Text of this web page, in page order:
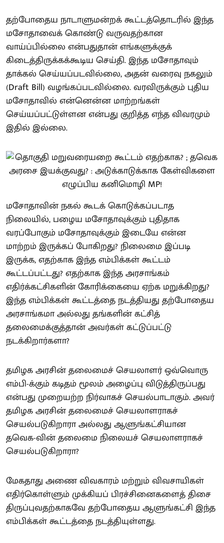
தற்போதைய நாடாளுமன்றக் கூட்டத்தொடரில் இந்த
மசோதாவைக் கொண்டு வருவதற்கான
வாய்ப்பில்லை என்பதுதான் எங்களுக்குக்
கிடைத்திருக்கக்கூடிய செய்தி. இந்த மசோதாவும்
தாக்கல் செய்யப்படவில்லை, அதன் வரைவு நகலும்
(Draft Bill) வழங்கப்படவில்லை. வரவிருக்கும் புதிய
மசோதாவில் என்னென்ன மாற்றங்கள்
செய்யப்பட்டுள்ளன என்பது குறித்த எந்த விவரமும்
இதில் இல்லை.
மசோதாவின் நகல் கூடக் கொடுக்கப்படாத
நிலையில், பழைய மசோதாவுக்கும் புதிதாக
வரப்போகும் மசோதாவுக்கும் இடையே என்ன
மாற்றம் இருக்கப் போகிறது? நிலைமை இப்படி
இருக்க, எதற்காக இந்த எம்பிக்கள் கூட்டம்
கூட்டப்பட்டது? எதற்காக இந்த அரசாங்கம்
எதிர்க்கட்சிகளின் கோரிக்கையை ஏற்க மறுக்கிறது?
இந்த எம்பிக்கள் கூட்டத்தை நடத்தியது தற்போதைய
அரசாங்கமா அல்லது தங்களின் கட்சித்
தலைமைக்குத்தான் அவர்கள் கட்டுப்பட்டு
நடக்கிறார்களா?
தமிழக அரசின் தலைமைச் செயலாளர் ஒவ்வொரு
எம்பி-க்கும் கடிதம் மூலம் அழைப்பு விடுத்திருப்பது
என்பது முறையற்ற நிர்வாகச் செயல்பாடாகும். அவர்
தமிழக அரசின் தலைமைச் செயலாளராகச்
செயல்படுகிறாரா அல்லது ஆளுங்கட்சியான
தவெக-வின் தலைமை நிலையச் செயலாளராகச்
செயல்படுகிறாரா?
மேகதாது அணை விவகாரம் மற்றும் விவசாயிகள்
எதிர்கொள்ளும் முக்கியப் பிரச்சினைகளைத் திசை
திருப்புவதற்காகவே தற்போதைய ஆளுங்கட்சி இந்த
எம்பிக்கள் கூட்டத்தை நடத்தியுள்ளது.